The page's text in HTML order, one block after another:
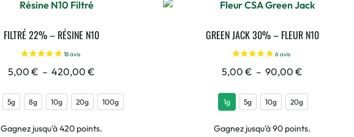
FILTRÉ 22% – RÉSINE N10
5,00 € – 420,00 €
5g 8g 10g 20g 100g
Gagnez jusqu'à 420 points.
GREEN JACK 30% – FLEUR N10
5,00 € – 90,00 €
1g 5g 10g 20g
Gagnez jusqu'à 90 points.